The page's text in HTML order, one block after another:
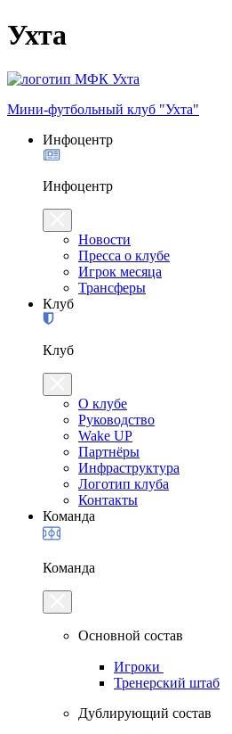
Ухта
Мини-футбольный клуб "Ухта"
Инфоцентр
Инфоцентр
Новости
Пресса о клубе
Игрок месяца
Трансферы
Клуб
Клуб
О клубе
Руководство
Wake UP
Партнёры
Инфраструктура
Логотип клуба
Контакты
Команда
Команда
Основной состав
Игроки
Тренерский штаб
Дублирующий состав